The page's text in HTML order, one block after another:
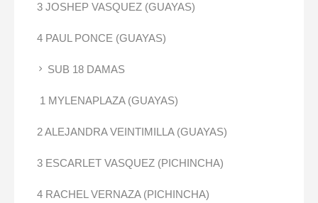
3 JOSHEP VASQUEZ (GUAYAS)
4 PAUL PONCE (GUAYAS)
SUB 18 DAMAS
1 MYLENAPLAZA (GUAYAS)
2 ALEJANDRA VEINTIMILLA (GUAYAS)
3 ESCARLET VASQUEZ (PICHINCHA)
4 RACHEL VERNAZA (PICHINCHA)